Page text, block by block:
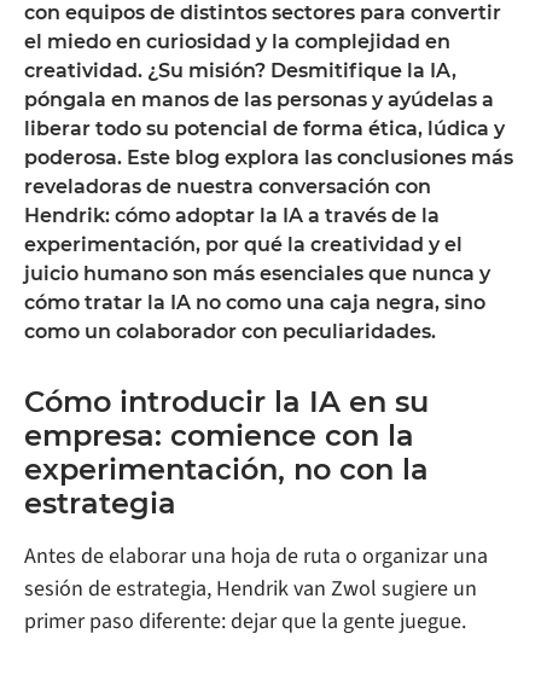
con equipos de distintos sectores para convertir
el miedo en curiosidad y la complejidad en
creatividad. ¿Su misión? Desmitifique la IA,
póngala en manos de las personas y ayúdelas a
liberar todo su potencial de forma ética, lúdica y
poderosa. Este blog explora las conclusiones más
reveladoras de nuestra conversación con
Hendrik: cómo adoptar la IA a través de la
experimentación, por qué la creatividad y el
juicio humano son más esenciales que nunca y
cómo tratar la IA no como una caja negra, sino
como un colaborador con peculiaridades.
Cómo introducir la IA en su
empresa: comience con la
experimentación, no con la
estrategia
Antes de elaborar una hoja de ruta o organizar una
sesión de estrategia, Hendrik van Zwol sugiere un
primer paso diferente: dejar que la gente juegue.